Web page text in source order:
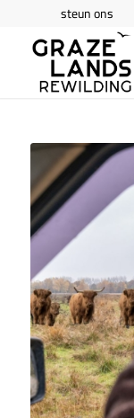
steun ons